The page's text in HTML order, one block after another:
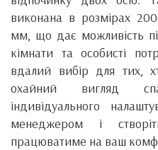
виконана в розмірах
мм, що дає можливість
кімнати та особисті
вдалий вибір для тих,
охайний вигляд
індивідуального
менеджером і
працюватиме на ваш